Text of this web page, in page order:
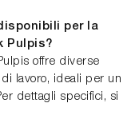
per la
Pulpis?
offre diverse
lavoro, ideali per un
dettagli specifici, si